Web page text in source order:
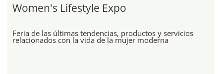
Women's Lifestyle Expo
Feria de las últimas tendencias, productos y servicios
relacionados con la vida de la mujer moderna